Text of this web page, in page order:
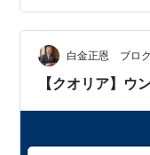
謎」という前提自
し、「自分は特別
の防衛反応に他な
き残ってきた精緻
白金正恩 ブロ
【クオリア】ウ